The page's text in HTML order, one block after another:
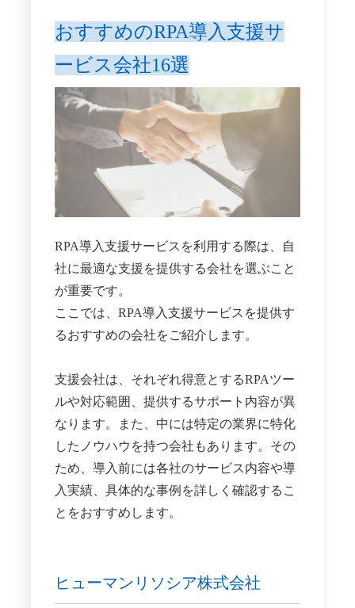
おすすめのRPA導入支援サ
ービス会社16選
RPA導入支援サービスを利用する際は、自
社に最適な支援を提供する会社を選ぶこと
が重要です。
ここでは、RPA導入支援サービスを提供す
るおすすめの会社をご紹介します。
支援会社は、それぞれ得意とするRPAツー
ルや対応範囲、提供するサポート内容が異
なります。また、中には特定の業界に特化
したノウハウを持つ会社もあります。その
ため、導入前には各社のサービス内容や導
入実績、具体的な事例を詳しく確認するこ
とをおすすめします。
ヒューマンリソシア株式会社